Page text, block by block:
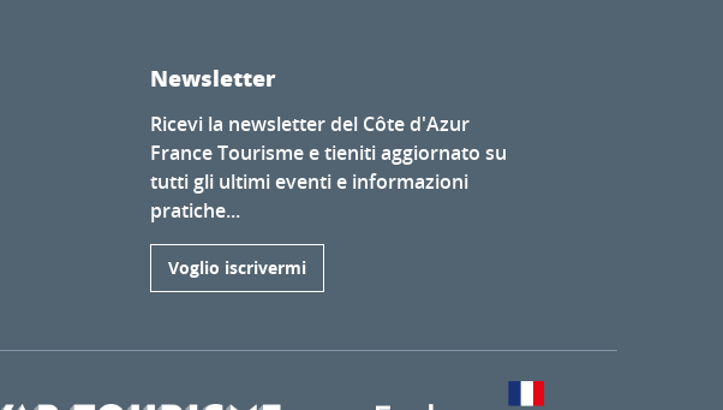
Newsletter
Ricevi la newsletter del Côte d'Azur
France Tourisme e tieniti aggiornato su
tutti gli ultimi eventi e informazioni
pratiche...
Voglio iscrivermi